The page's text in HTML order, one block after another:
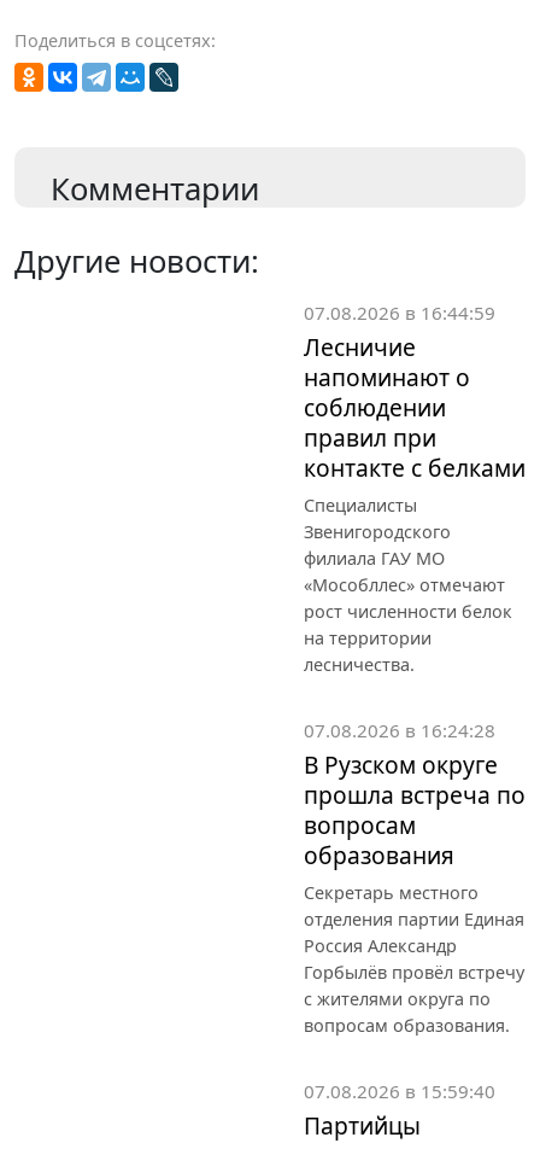
Поделиться в соцсетях:
Комментарии
Другие новости:
07.08.2026 в 16:44:59
Лесничие
напоминают о
соблюдении
правил при
контакте с белками
Специалисты
Звенигородского
филиала ГАУ МО
«Мособллес» отмечают
рост численности белок
на территории
лесничества.
07.08.2026 в 16:24:28
В Рузском округе
прошла встреча по
вопросам
образования
Секретарь местного
отделения партии Единая
Россия Александр
Горбылёв провёл встречу
с жителями округа по
вопросам образования.
07.08.2026 в 15:59:40
Партийцы